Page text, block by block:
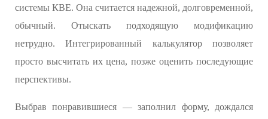
системы КВЕ. Она считается надежной, долговременной,
обычный. Отыскать подходящую модификацию
нетрудно. Интегрированный калькулятор позволяет
просто высчитать их цена, позже оценить последующие
перспективы.
Выбрав понравившиеся — заполнил форму, дождался